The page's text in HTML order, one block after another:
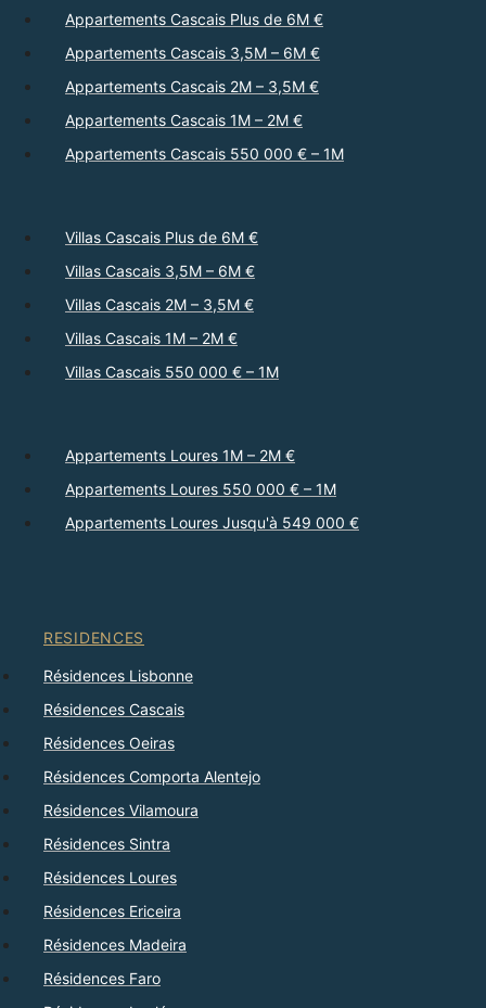
Appartements Cascais Plus de 6M €
Appartements Cascais 3,5M – 6M €
Appartements Cascais 2M – 3,5M €
Appartements Cascais 1M – 2M €
Appartements Cascais 550 000 € – 1M
Villas Cascais Plus de 6M €
Villas Cascais 3,5M – 6M €
Villas Cascais 2M – 3,5M €
Villas Cascais 1M – 2M €
Villas Cascais 550 000 € – 1M
Appartements Loures 1M – 2M €
Appartements Loures 550 000 € – 1M
Appartements Loures Jusqu'à 549 000 €
RESIDENCES
Résidences Lisbonne
Résidences Cascais
Résidences Oeiras
Résidences Comporta Alentejo
Résidences Vilamoura
Résidences Sintra
Résidences Loures
Résidences Ericeira
Résidences Madeira
Résidences Faro